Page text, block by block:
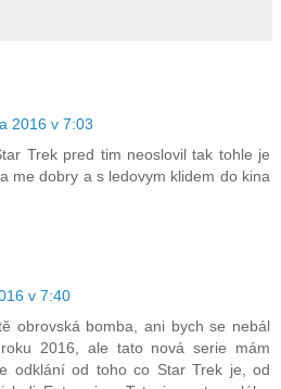
2016 v 7:03
Trek pred tim neoslovil tak tohle je
me dobry a s ledovym klidem do kina
v 7:40
obrovská bomba, ani bych se nebál
2016, ale tato nová serie mám
odklání od toho co Star Trek je, od